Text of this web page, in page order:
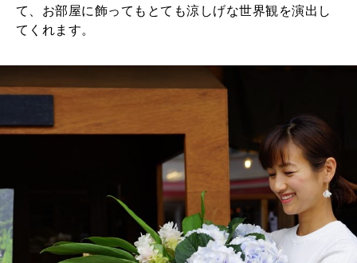
て、お部屋に飾ってもとても涼しげな世界観を演出し
てくれます。